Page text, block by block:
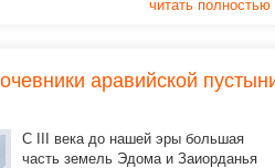
читать полностью
аравийской
С III века до нашей эры большая
часть земель Эдома и Заиорданья